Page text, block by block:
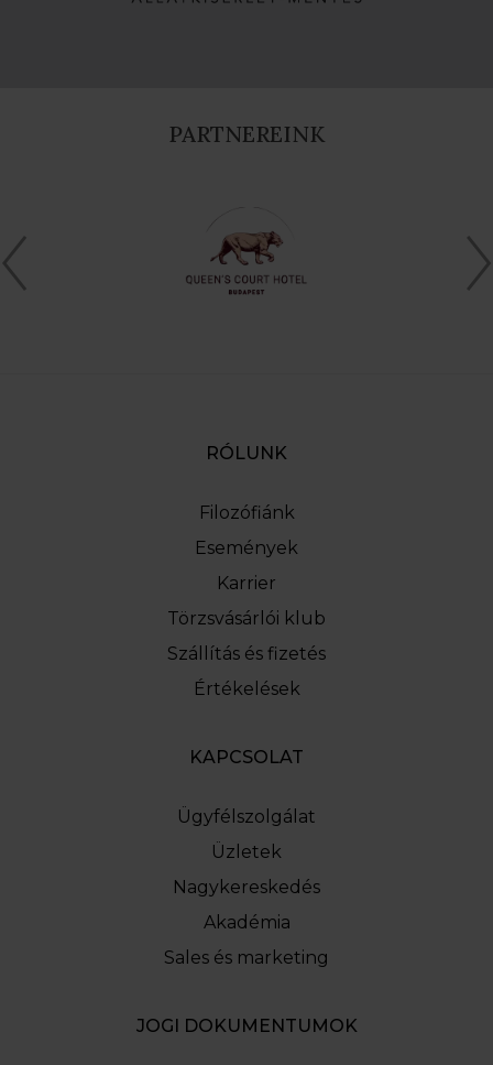
PARTNEREINK
RÓLUNK
Filozófiánk
Események
Karrier
Törzsvásárlói klub
Szállítás és fizetés
Értékelések
KAPCSOLAT
Ügyfélszolgálat
Üzletek
Nagykereskedés
Akadémia
Sales és marketing
JOGI DOKUMENTUMOK